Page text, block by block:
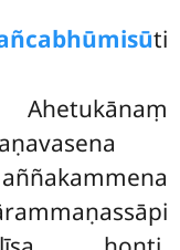
ti